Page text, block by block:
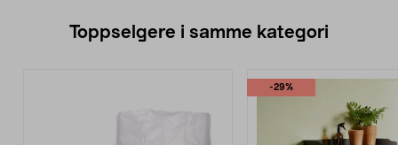
Toppselgere i samme kategori
-29%